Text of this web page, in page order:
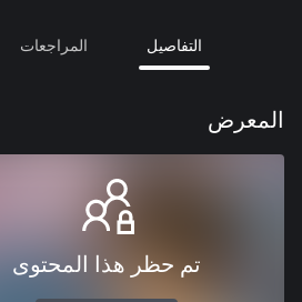
التفاصيل المراجعات
المعرض
تم حظر هذا المحتوى